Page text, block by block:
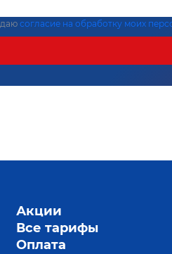
согласие на обработку моих
Акции
Все тарифы
Оплата